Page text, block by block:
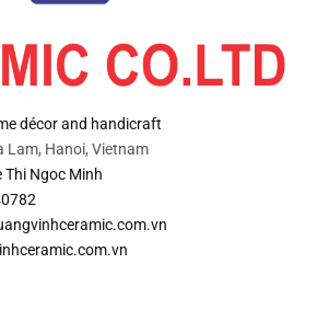
décor and handicraft
Lam, Hanoi, Vietnam
Thi Ngoc Minh